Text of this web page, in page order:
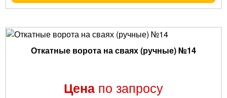
Откатные ворота на сваях (ручные) №14
Цена по запросу